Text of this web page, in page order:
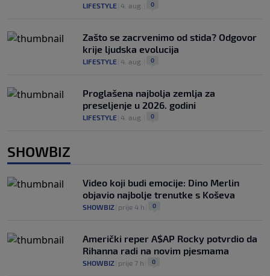
LIFESTYLE 4. aug. 0
Zašto se zacrvenimo od stida? Odgovor
krije ljudska evolucija
LIFESTYLE 4. aug. 0
Proglašena najbolja zemlja za
preseljenje u 2026. godini
LIFESTYLE 4. aug. 0
SHOWBIZ
Video koji budi emocije: Dino Merlin
objavio najbolje trenutke s Koševa
SHOWBIZ prije 4 h 0
Američki reper A$AP Rocky potvrdio da
Rihanna radi na novim pjesmama
SHOWBIZ prije 7 h 0